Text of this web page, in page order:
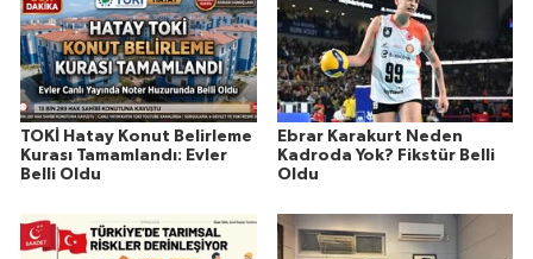
TOKİ Hatay Konut Belirleme
Kurası Tamamlandı: Evler
Belli Oldu
Ebrar Karakurt Neden
Kadroda Yok? Fikstür Belli
Oldu